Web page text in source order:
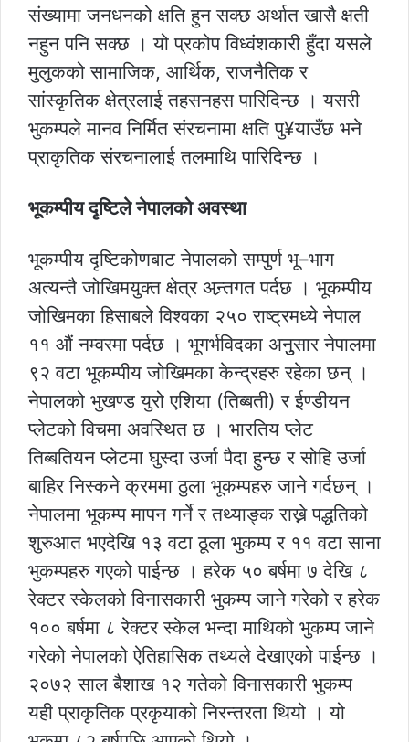
संख्यामा जनधनको क्षति हुन सक्छ अर्थात खासै क्षती
नहुन पनि सक्छ । यो प्रकोप विध्वंशकारी हुँदा यसले
मुलुकको सामाजिक, आर्थिक, राजनैतिक र
सांस्कृतिक क्षेत्रलाई तहसनहस पारिदिन्छ । यसरी
भुकम्पले मानव निर्मित संरचनामा क्षति पु¥याउँछ भने
प्राकृतिक संरचनालाई तलमाथि पारिदिन्छ ।
भूकम्पीय दृष्टिले नेपालको अवस्था
भूकम्पीय दृष्टिकोणबाट नेपालको सम्पुर्ण भू–भाग
अत्यन्तै जोखिमयुक्त क्षेत्र अन्र्तगत पर्दछ । भूकम्पीय
जोखिमका हिसाबले विश्वका २५० राष्ट्रमध्ये नेपाल
११ औं नम्वरमा पर्दछ । भूगर्भविदका अनुुसार नेपालमा
९२ वटा भूकम्पीय जोखिमका केन्द्रहरु रहेका छन् ।
नेपालको भुखण्ड युरो एशिया (तिब्बती) र ईण्डीयन
प्लेटको विचमा अवस्थित छ । भारतिय प्लेट
तिब्बतियन प्लेटमा घुस्दा उर्जा पैदा हुन्छ र सोहि उर्जा
बाहिर निस्कने क्रममा ठुला भूकम्पहरु जाने गर्दछन् ।
नेपालमा भूकम्प मापन गर्ने र तथ्याङ्क राख्ने पद्धतिको
शुरुआत भएदेखि १३ वटा ठूला भुकम्प र ११ वटा साना
भुकम्पहरु गएको पाईन्छ । हरेक ५० बर्षमा ७ देखि ८
रेक्टर स्केलको विनासकारी भुकम्प जाने गरेको र हरेक
१०० बर्षमा ८ रेक्टर स्केल भन्दा माथिको भुकम्प जाने
गरेको नेपालको ऐतिहासिक तथ्यले देखाएको पाईन्छ ।
२०७२ साल बैशाख १२ गतेको विनासकारी भुकम्प
यही प्राकृतिक प्रकृयाको निरन्तरता थियो । यो